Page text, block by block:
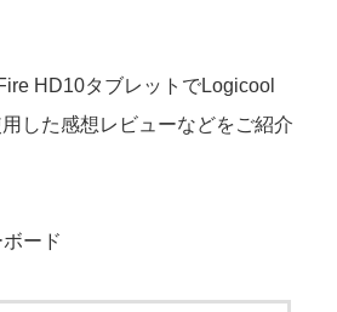
HD10タブレットでLogicool
した感想レビューなどをご紹介
ード